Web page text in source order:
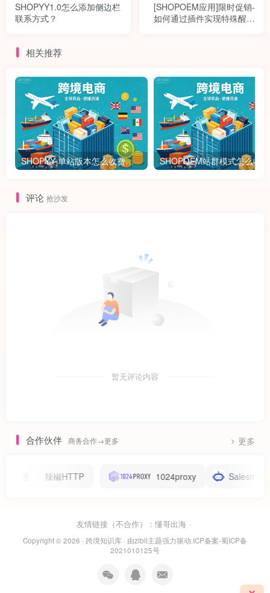
SHOPYY1.0怎么添加侧边栏
联系方式？
[SHOPOEM应用]限时促销-
如何通过插件实现特殊醒目
相关推荐
SHOPYY 单站版本怎么收费？有免佣金额度吗？一年多少钱？
评论 抢沙发
暂无评论内容
合作伙伴 商务合作→更多 更多
1024proxy Salesmartly
友情链接（不合作）： 懂哥出海 ·
Copyright © 2026 · 跨境知识库 · 由zibll主题强力驱动. ICP备案-蜀ICP备
2021010125号